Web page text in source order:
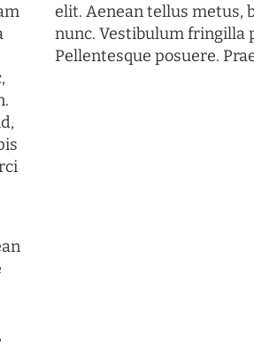
elit. Aenean tellus metus,
nunc. Vestibulum fringilla
Pellentesque posuere.